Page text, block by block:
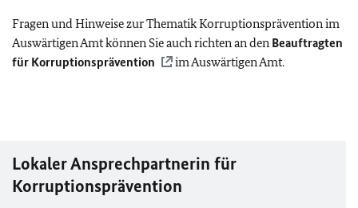
Fragen und Hinweise zur Thematik Korruptionsprävention im
Auswärtigen Amt können Sie auch richten an den Beauftragten
für Korruptionsprävention
im Auswärtigen Amt.
LokalerAnsprechpartnerin für
Korruptionsprävention